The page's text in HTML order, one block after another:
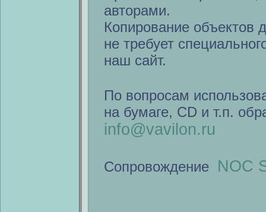
авторами.
Копирование объектов
не требует
наш сайт.
По вопросам
на бумаге, CD и т.п.
info@vavilon.ru
Сопровождение NOC